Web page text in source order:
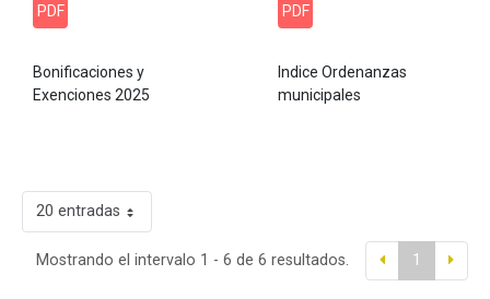
PDF
Bonificaciones y
Exenciones 2025
PDF
Indice Ordenanzas
municipales
20 entradas
Mostrando el intervalo 1 - 6 de 6 resultados. 1